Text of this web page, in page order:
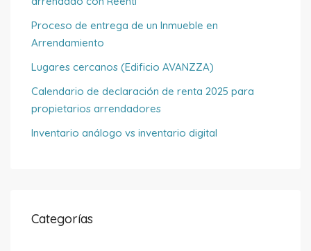
Proceso de entrega de un Inmueble en
Arrendamiento
Lugares cercanos (Edificio AVANZZA)
Calendario de declaración de renta 2025 para
propietarios arrendadores
Inventario análogo vs inventario digital
Categorías